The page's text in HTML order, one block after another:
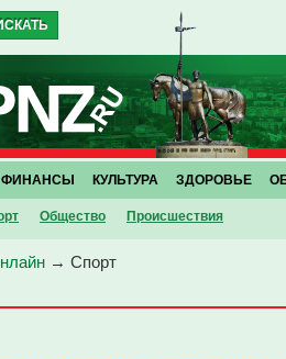
Общество Проиcшествия
ФИНАНСЫ КУЛЬТУРА ЗДОРОВЬЕ
→ Спорт